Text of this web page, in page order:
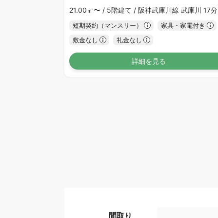
21.00㎡〜 / 5階建て / 阪神武庫川線 武庫川 17分
短期契約（マンスリー）
家具・家電付き
敷金なし
礼金なし
詳細を見る
間取り